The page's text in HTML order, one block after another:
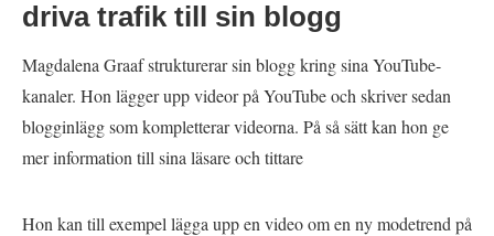
driva trafik till sin blogg
Magdalena Graaf strukturerar sin blogg kring sina YouTube-
kanaler. Hon lägger upp videor på YouTube och skriver sedan
blogginlägg som kompletterar videorna. På så sätt kan hon ge
mer information till sina läsare och tittare
Hon kan till exempel lägga upp en video om en ny modetrend på